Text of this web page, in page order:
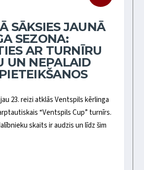
SĀKSIES JAUNĀ
SEZONA:
AR TURNĪRU
UN NEPALAID
23. reizi atklās Ventspils kērlinga
“Ventspils Cup” turnīrs.
skaits ir audzis un līdz šim